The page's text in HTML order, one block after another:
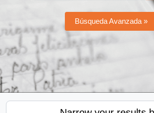
Búsqueda Avanzada »